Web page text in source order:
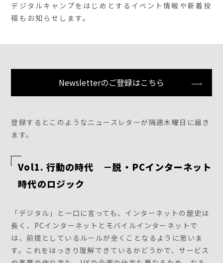
デジタルキャンプをはじめとするイベント情報や新着投
稿もお知らせします。
Newsletterのご登録はこちら
登録するとこのようなニュースレターが隔週木曜日に届き
ます。
Vol1. 行動の時代 －脱・PCインターネット
時代のロジック
「デジタル」と一口に言っても、インターネットの歴史は
長く、PCインターネットとモバイルインターネットで
は、前提としているルールが全くことなるように思いま
す。これをはっきり理解できているかどうかで、サービス